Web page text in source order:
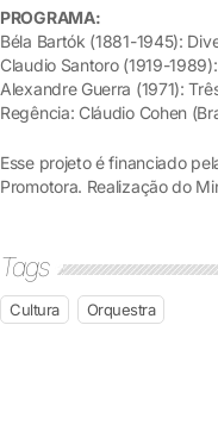
PROGRAMA:
Béla Bartók (1881-1945):
Claudio Santoro (1919-
Alexandre Guerra (1971):
Regência: Cláudio Cohen
Esse projeto é financiado
Promotora. Realização do
Tags
Cultura Orquestra